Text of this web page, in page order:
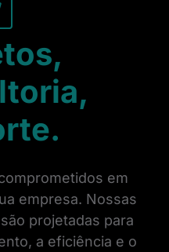
em
empresa. Nossas
projetadas para
a eficiência e o